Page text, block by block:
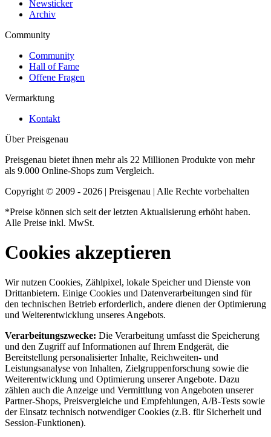
Newsticker
Archiv
Community
Community
Hall of Fame
Offene Fragen
Vermarktung
Kontakt
Über Preisgenau
Preisgenau bietet ihnen mehr als 22 Millionen Produkte von mehr
als 9.000 Online-Shops zum Vergleich.
Copyright © 2009 - 2026 | Preisgenau | Alle Rechte vorbehalten
*Preise können sich seit der letzten Aktualisierung erhöht haben.
Alle Preise inkl. MwSt.
Cookies akzeptieren
Wir nutzen Cookies, Zählpixel, lokale Speicher und Dienste von
Drittanbietern. Einige Cookies und Datenverarbeitungen sind für
den technischen Betrieb erforderlich, andere dienen der Optimierung
und Weiterentwicklung unseres Angebots.
Verarbeitungszwecke: Die Verarbeitung umfasst die Speicherung
und den Zugriff auf Informationen auf Ihrem Endgerät, die
Bereitstellung personalisierter Inhalte, Reichweiten- und
Leistungsanalyse von Inhalten, Zielgruppenforschung sowie die
Weiterentwicklung und Optimierung unserer Angebote. Dazu
zählen auch die Anzeige und Vermittlung von Angeboten unserer
Partner-Shops, Preisvergleiche und Empfehlungen, A/B-Tests sowie
der Einsatz technisch notwendiger Cookies (z.B. für Sicherheit und
Session-Funktionen).